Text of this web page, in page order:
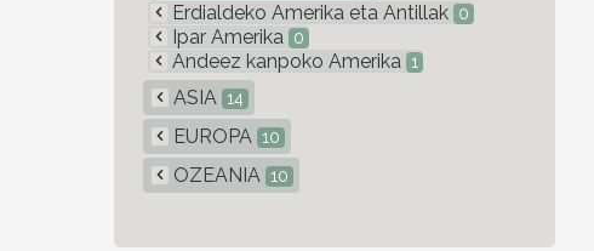
Erdialdeko Amerika eta Antillak 0
Ipar Amerika 0
Andeez kanpoko Amerika 1
ASIA 14
EUROPA 10
OZEANIA 10